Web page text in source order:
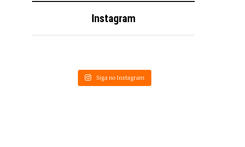
Instagram
Siga no Instagram